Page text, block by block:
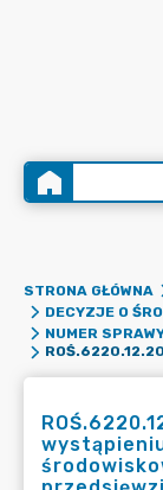
STRONA GŁÓWNA
DECYZJE O
NUMER